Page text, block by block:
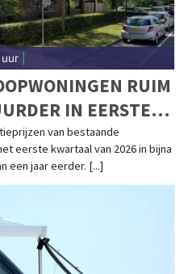
|
RUIM
IN EERSTE
van bestaande
eerste kwartaal van 2026 in bijna
een jaar eerder. [...]